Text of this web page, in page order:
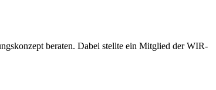
beraten. Dabei stellte ein Mitglied der WIR-